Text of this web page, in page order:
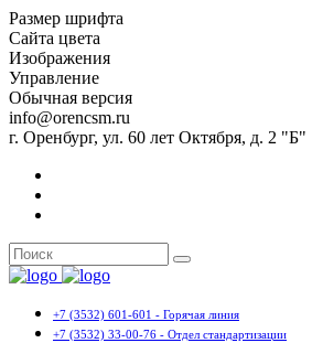
Размер шрифта
Сайта цвета
Изображения
Управление
Обычная версия
info@orencsm.ru
г. Оренбург, ул. 60 лет Октября, д. 2 "Б"
+7 (3532) 601-601 - Горячая линия
+7 (3532) 33-00-76 - Отдел стандартизации